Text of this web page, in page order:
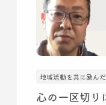
地域活動を共に励ん
心の一区切り